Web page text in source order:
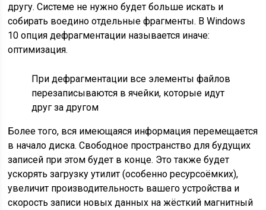
другу. Системе не нужно будет больше искать и
собирать воедино отдельные фрагменты. В Windows
10 опция дефрагментации называется иначе:
оптимизация.
При дефрагментации все элементы файлов
перезаписываются в ячейки, которые идут
друг за другом
Более того, вся имеющаяся информация перемещается
в начало диска. Свободное пространство для будущих
записей при этом будет в конце. Это также будет
ускорять загрузку утилит (особенно ресурсоёмких),
увеличит производительность вашего устройства и
скорость записи новых данных на жёсткий магнитный